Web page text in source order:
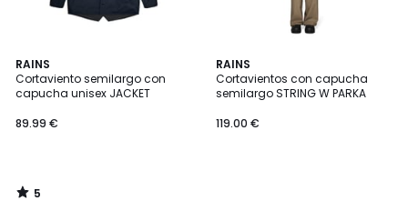
RAINS
Cortaviento semilargo con
capucha unisex JACKET
89.99 €
5
/
5
5
/
RAINS
Cortavientos con capucha
semilargo STRING W PARKA
119.00 €